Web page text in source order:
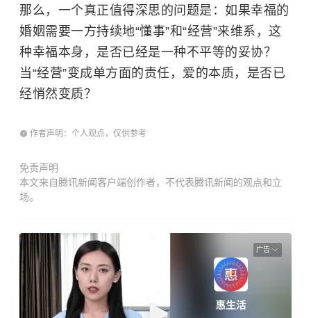
那么，一个真正值得深思的问题是：如果幸福的
婚姻需要一方持续地“懂事”和“经营”来维系，这
种幸福本身，是否已经是一种不平等的妥协？
当“经营”变成单方面的责任，爱的本质，是否已
经悄然变质？
作者声明：个人观点，仅供参考
免责声明
本文来自腾讯新闻客户端创作者，不代表腾讯新闻的观点和立
场。
广告